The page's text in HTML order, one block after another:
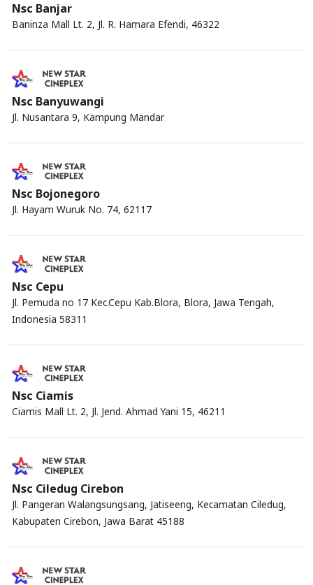
Nsc Banjar
Baninza Mall Lt. 2, Jl. R. Hamara Efendi, 46322
Nsc Banyuwangi
Jl. Nusantara 9, Kampung Mandar
Nsc Bojonegoro
Jl. Hayam Wuruk No. 74, 62117
Nsc Cepu
Jl. Pemuda no 17 Kec.Cepu Kab.Blora, Blora, Jawa Tengah,
Indonesia 58311
Nsc Ciamis
Ciamis Mall Lt. 2, Jl. Jend. Ahmad Yani 15, 46211
Nsc Ciledug Cirebon
Jl. Pangeran Walangsungsang, Jatiseeng, Kecamatan Ciledug,
Kabupaten Cirebon, Jawa Barat 45188